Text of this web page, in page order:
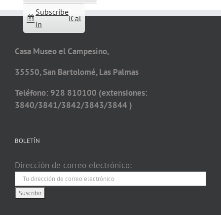
Subscribe
in
iCal
Casa Museo el Campesino,
35550, San Bartolomé, Las Palmas
Teléfono: 928 810100 (extensiones:
3840/3841/3842/3843/3844 )
BOLETÍN
Dirección de correo electrónico: